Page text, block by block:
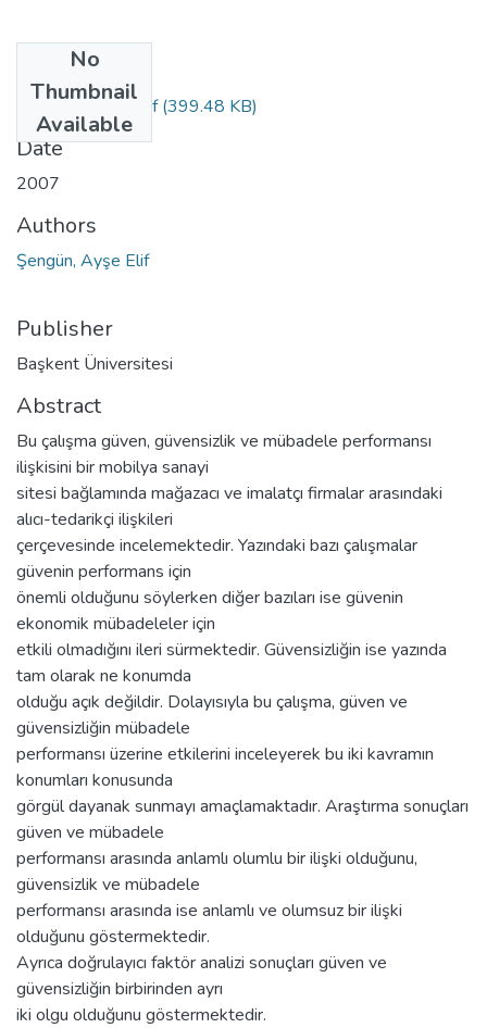
No
Thumbnail
Available
2007_cilt_7_1.pdf(399.48 KB)
Date
2007
Authors
Şengün, Ayşe Elif
Publisher
Başkent Üniversitesi
Abstract
Bu çalışma güven, güvensizlik ve mübadele performansı
ilişkisini bir mobilya sanayi
sitesi bağlamında mağazacı ve imalatçı firmalar arasındaki
alıcı-tedarikçi ilişkileri
çerçevesinde incelemektedir. Yazındaki bazı çalışmalar
güvenin performans için
önemli olduğunu söylerken diğer bazıları ise güvenin
ekonomik mübadeleler için
etkili olmadığını ileri sürmektedir. Güvensizliğin ise yazında
tam olarak ne konumda
olduğu açık değildir. Dolayısıyla bu çalışma, güven ve
güvensizliğin mübadele
performansı üzerine etkilerini inceleyerek bu iki kavramın
konumları konusunda
görgül dayanak sunmayı amaçlamaktadır. Araştırma sonuçları
güven ve mübadele
performansı arasında anlamlı olumlu bir ilişki olduğunu,
güvensizlik ve mübadele
performansı arasında ise anlamlı ve olumsuz bir ilişki
olduğunu göstermektedir.
Ayrıca doğrulayıcı faktör analizi sonuçları güven ve
güvensizliğin birbirinden ayrı
iki olgu olduğunu göstermektedir.